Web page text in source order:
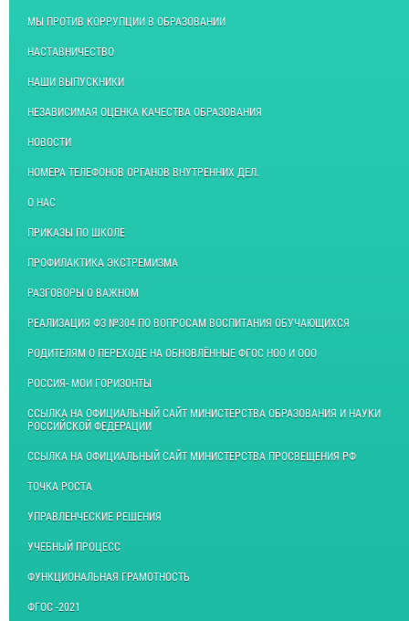
МЫ ПРОТИВ КОРРУПЦИИ В ОБРАЗОВАНИИ
НАСТАВНИЧЕСТВО
НАШИ ВЫПУСКНИКИ
НЕЗАВИСИМАЯ ОЦЕНКА КАЧЕСТВА ОБРАЗОВАНИЯ
НОВОСТИ
НОМЕРА ТЕЛЕФОНОВ ОРГАНОВ ВНУТРЕННИХ ДЕЛ.
О НАС
ПРИКАЗЫ ПО ШКОЛЕ
ПРОФИЛАКТИКА ЭКСТРЕМИЗМА
РАЗГОВОРЫ О ВАЖНОМ
РЕАЛИЗАЦИЯ ФЗ №304 ПО ВОПРОСАМ ВОСПИТАНИЯ ОБУЧАЮЩИХСЯ
РОДИТЕЛЯМ О ПЕРЕХОДЕ НА ОБНОВЛЁННЫЕ ФГОС НОО И ООО
РОССИЯ- МОИ ГОРИЗОНТЫ
ССЫЛКА НА ОФИЦИАЛЬНЫЙ САЙТ МИНИСТЕРСТВА ОБРАЗОВАНИЯ И НАУКИ
РОССИЙСКОЙ ФЕДЕРАЦИИ
ССЫЛКА НА ОФИЦИАЛЬНЫЙ САЙТ МИНИСТЕРСТВА ПРОСВЕЩЕНИЯ РФ
ТОЧКА РОСТА
УПРАВЛЕНЧЕСКИЕ РЕШЕНИЯ
УЧЕБНЫЙ ПРОЦЕСС
ФУНКЦИОНАЛЬНАЯ ГРАМОТНОСТЬ
ФГОС -2021